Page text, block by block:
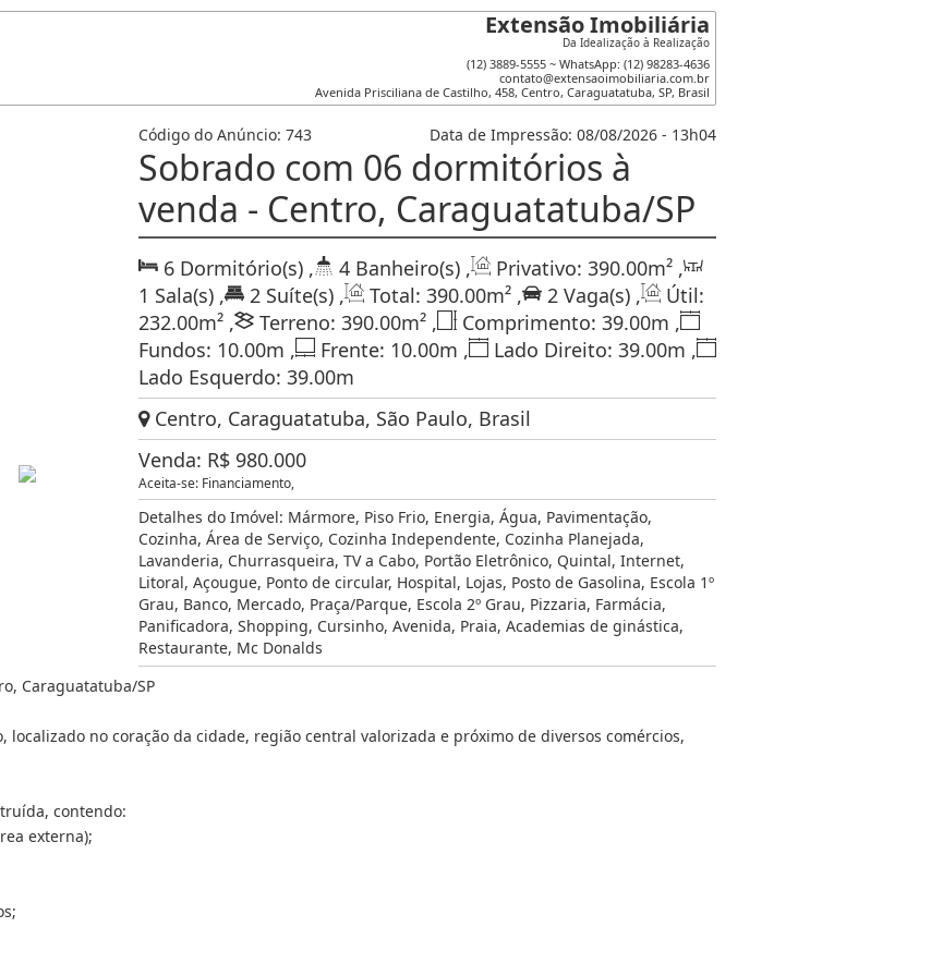
Extensão Imobiliária
Da Idealização à Realização
(12) 3889-5555 ~ WhatsApp: (12) 98283-4636
contato@extensaoimobiliaria.com.br
Avenida Prisciliana de Castilho, 458, Centro, Caraguatatuba, SP, Brasil
Código do Anúncio: 743 Data de Impressão: 08/08/2026 - 13h04
Sobrado com 06 dormitórios à
venda - Centro, Caraguatatuba/SP
6 Dormitório(s) , 4 Banheiro(s) , Privativo: 390.00m² ,
1 Sala(s) , 2 Suíte(s) , Total: 390.00m² , 2 Vaga(s) ,
Útil:
232.00m² , Terreno: 390.00m² , Comprimento: 39.00m ,
Fundos: 10.00m , Frente: 10.00m , Lado Direito: 39.00m ,
Lado Esquerdo: 39.00m
Centro, Caraguatatuba, São Paulo, Brasil
Venda: R$ 980.000
Aceita-se: Financiamento,
Detalhes do Imóvel: Mármore, Piso Frio, Energia, Água, Pavimentação,
Cozinha, Área de Serviço, Cozinha Independente, Cozinha Planejada,
Lavanderia, Churrasqueira, TV a Cabo, Portão Eletrônico, Quintal, Internet,
Litoral, Açougue, Ponto de circular, Hospital, Lojas, Posto de Gasolina, Escola 1º
Grau, Banco, Mercado, Praça/Parque, Escola 2º Grau, Pizzaria, Farmácia,
Panificadora, Shopping, Cursinho, Avenida, Praia, Academias de ginástica,
Restaurante, Mc Donalds
Caraguatatuba/SP
no coração da cidade, região central valorizada e próximo de diversos comércios,
contendo:
externa);